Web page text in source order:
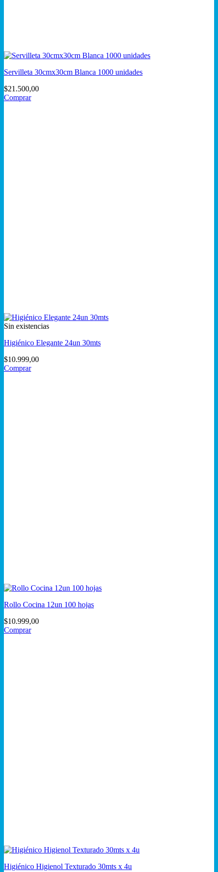
Servilleta 30cmx30cm Blanca 1000 unidades
$21.500,00
Comprar
Sin existencias
Higiénico Elegante 24un 30mts
$10.999,00
Comprar
Rollo Cocina 12un 100 hojas
$10.999,00
Comprar
Higiénico Higienol Texturado 30mts x 4u